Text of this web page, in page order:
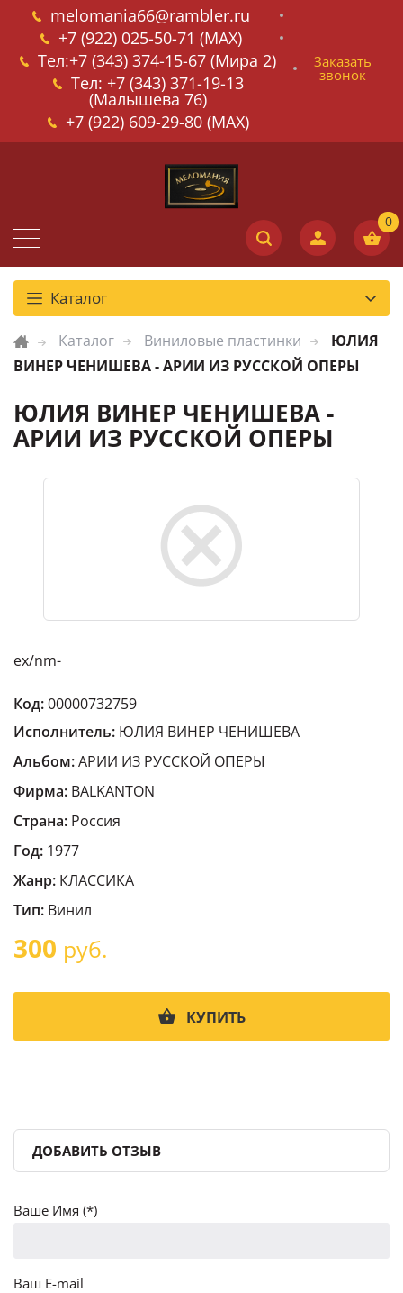
melomania66@rambler.ru
+7 (922) 025-50-71 (MAX)
Тел:+7 (343) 374-15-67 (Мира 2)
Тел: +7 (343) 371-19-13
(Малышева 76)
+7 (922) 609-29-80 (MAX)
Заказать
звонок
Каталог
Каталог Виниловые пластинки
ЮЛИЯ
ВИНЕР ЧЕНИШЕВА - АРИИ ИЗ РУССКОЙ ОПЕРЫ
ЮЛИЯ ВИНЕР ЧЕНИШЕВА -
АРИИ ИЗ РУССКОЙ ОПЕРЫ
ex/nm-
Код:00000732759
Исполнитель: ЮЛИЯ ВИНЕР ЧЕНИШЕВА
Альбом:АРИИ ИЗ РУССКОЙ ОПЕРЫ
Фирма: BALKANTON
Страна: Россия
Год: 1977
Жанр: КЛАССИКА
Тип: Винил
300 руб.
КУПИТЬ
ДОБАВИТЬ ОТЗЫВ
Ваше Имя (*)
Ваш E-mail